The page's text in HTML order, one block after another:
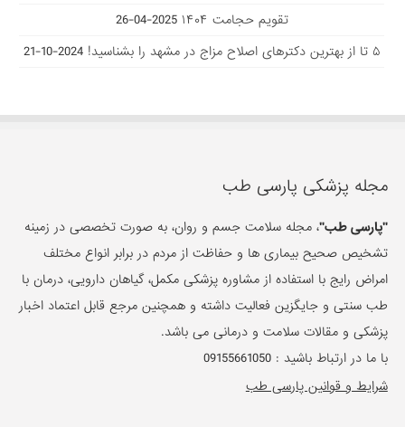
تقویم حجامت ۱۴۰۴
2025-04-26
۵ تا از بهترین دکتر‌های اصلاح مزاج در مشهد را بشناسید!
2024-10-21
مجله پزشکی پارسی طب
"پارسی طب"، مجله سلامت جسم و روان، به صورت تخصصی در زمینه
تشخیص صحیح بیماری ها و حفاظت از مردم در برابر انواع مختلف
امراض رایج با استفاده از مشاوره پزشکی مکمل، گیاهان دارویی، درمان با
طب سنتی و جایگزین فعالیت داشته و همچنین مرجع قابل اعتماد اخبار
پزشکی و مقالات سلامت و درمانی می باشد.
با ما در ارتباط باشید :09155661050
شرایط و قوانین پارسی طب